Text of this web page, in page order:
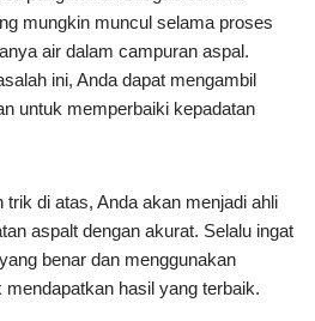
mungkin muncul selama proses
air dalam campuran aspal.
ini, Anda dapat mengambil
untuk memperbaiki kepadatan
trik di atas, Anda akan menjadi ahli
aspalt dengan akurat. Selalu ingat
benar dan menggunakan
mendapatkan hasil yang terbaik.